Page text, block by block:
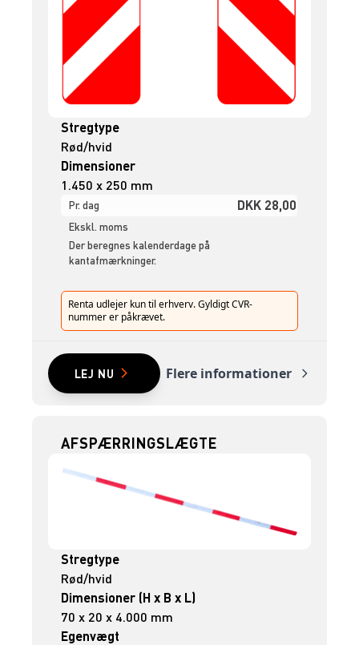
Stregtype
Rød/hvid
Dimensioner
1.450 x 250 mm
Pr. dag DKK 28,00
Ekskl. moms
Der beregnes kalenderdage på
kantafmærkninger.
Renta udlejer kun til erhverv. Gyldigt CVR-
nummer er påkrævet.
LEJ NU Flere informationer
AFSPÆRRINGSLÆGTE
Stregtype
Rød/hvid
Dimensioner (H x B x L)
70 x 20 x 4.000 mm
Egenvægt